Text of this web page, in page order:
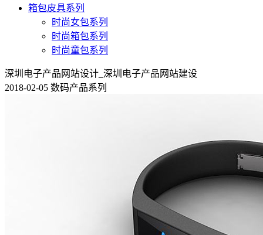
箱包皮具系列
时尚女包系列
时尚箱包系列
时尚童包系列
深圳电子产品网站设计_深圳电子产品网站建设
2018-02-05 数码产品系列